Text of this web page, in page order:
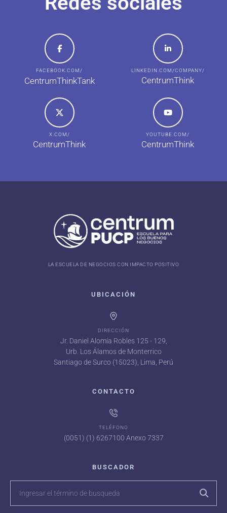
FACEBOOK.COM/
CentrumThinkTank
LINKEDIN.COM/COMPANY/
CentrumThink
X.COM/
CentrumThink
YOUTUBE.COM/
CentrumThink
LA ESCUELA DE NEGOCIOS CON IMPACTO POSITIVO
UBICACIÓN
DIRECCIÓN
Jr. Daniel Alomía Robles 125 - 129,
Urb. Los Álamos de Monterrico
Santiago de Surco (15023), Lima, Perú
CONTACTO
TELÉFONO
(0051) (1) 6267100 Anexo 7337
BUSCADOR